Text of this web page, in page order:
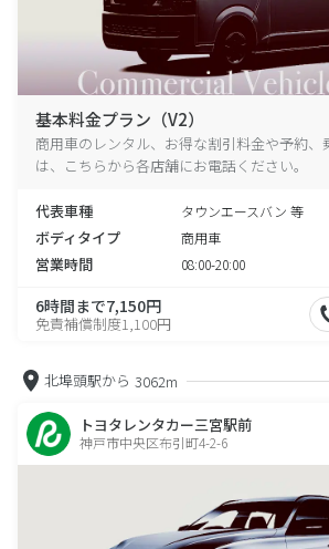
基本料金プラン（V2）
商用車のレンタル、お得な割引料金や予約
は、こちらから各店舗にお電話ください。
代表車種 タウンエースバン 等
ボディタイプ 商用車
営業時間 08:00-20:00
6時間まで7,150円
免責補償制度1,100円
北埠頭駅から 3062m
トヨタレンタカー三宮駅前
神戸市中央区布引町4-2-6